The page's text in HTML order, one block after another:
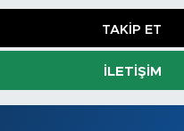
TAKIP ET
İLETIŞIM